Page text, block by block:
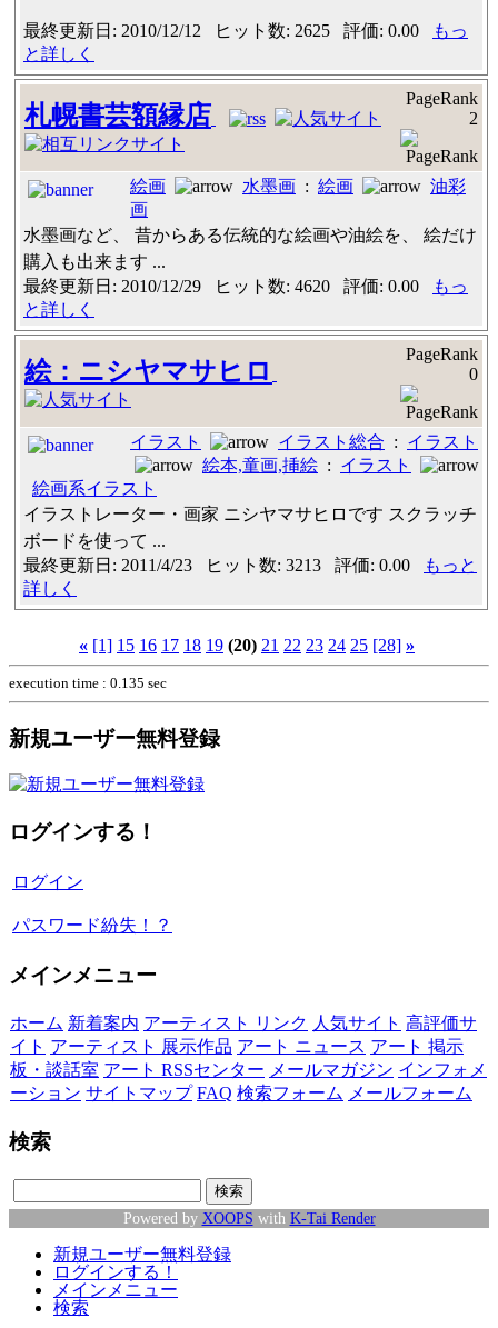
最終更新日: 2010/12/12 ヒット数: 2625 評価: 0.00
もっ
と詳しく
札幌書芸額縁店
PageRank
2
絵画 水墨画 : 絵画
油彩
画
水墨画など、 昔からある伝統的な絵画や油絵を、 絵だけ
購入も出来ます ...
最終更新日: 2010/12/29 ヒット数: 4620 評価: 0.00
もっ
と詳しく
絵：ニシヤマサヒロ
PageRank
0
イラスト イラスト総合 : イラスト
絵本,童画,挿絵 : イラスト
絵画系イラスト
イラストレーター・画家 ニシヤマサヒロです スクラッチ
ボードを使って ...
最終更新日: 2011/4/23 ヒット数: 3213 評価: 0.00
もっと
詳しく
« [1] 15 16 17 18 19 (20) 21 22 23 24 25 [28] »
execution time : 0.135 sec
新規ユーザー無料登録
ログインする！
ログイン
パスワード紛失！？
メインメニュー
ホーム 新着案内 アーティスト リンク 人気サイト 高評価サ
イト アーティスト 展示作品 アート ニュース アート 掲示
板・談話室 アート RSSセンター メールマガジン インフォメ
ーション サイトマップ FAQ 検索フォーム メールフォーム
検索
Powered by XOOPS with K-Tai Render
新規ユーザー無料登録
ログインする！
メインメニュー
検索